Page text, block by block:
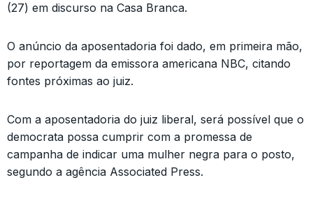
(27) em discurso na Casa Branca.
O anúncio da aposentadoria foi dado, em primeira mão,
por reportagem da emissora americana NBC, citando
fontes próximas ao juiz.
Com a aposentadoria do juiz liberal, será possível que o
democrata possa cumprir com a promessa de
campanha de indicar uma mulher negra para o posto,
segundo a agência Associated Press.